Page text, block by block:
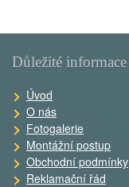
Důležité informace
Úvod
O nás
Fotogalerie
Montážní postup
Obchodní podmínky
Reklamační řád